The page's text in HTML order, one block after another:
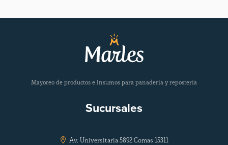
Mayoreo de productos e insumos para panadería y repostería
Sucursales
 Av. Universitaria 5892 Comas 15311